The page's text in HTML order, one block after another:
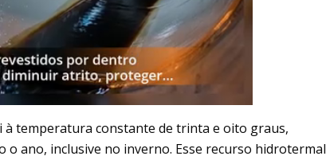
à temperatura constante de trinta e oito graus,
ano, inclusive no inverno. Esse recurso hidrotermal